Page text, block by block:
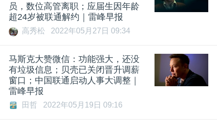
专
爱
搞
员，数位高管离职；应届生因年龄
超24岁被联通解约｜雷峰早报
高秀松 2022年05月27日 09:34
马斯克大赞微信：功能强大，还没
有垃圾信息；贝壳已关闭晋升调薪
窗口； 中国联通 启动人事大调整｜
雷峰早报
田哲 2022年05月19日 09:16